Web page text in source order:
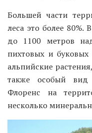
Большей части
леса это более 80%.
до 1100 метров
пихтовых и
альпийские
также особый вид
Флоренс на
несколько